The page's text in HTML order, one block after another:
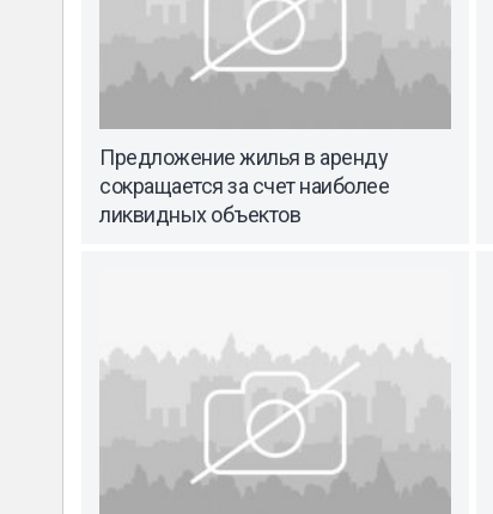
Предложение жилья в аренду
сокращается за счет наиболее
ликвидных объектов